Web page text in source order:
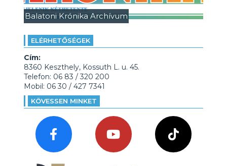
Balatoni Krónika Archívum
ELÉRHETŐSÉGEK
Cím:
8360 Keszthely, Kossuth L. u. 45.
Telefon: 06 83 / 320 200
Mobil: 06 30 / 427 7341
KÖVESSEN MINKET